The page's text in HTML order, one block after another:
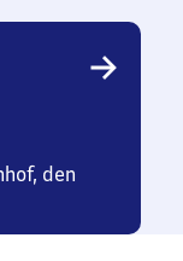
den